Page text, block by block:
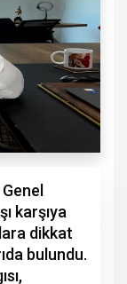
karşıya
dikkat
bulundu.